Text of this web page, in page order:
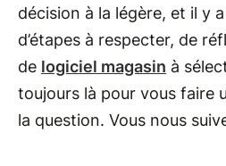
décision à la légère, et il y
d’étapes à respecter, de
de logiciel magasin à
toujours là pour vous faire
la question. Vous nous